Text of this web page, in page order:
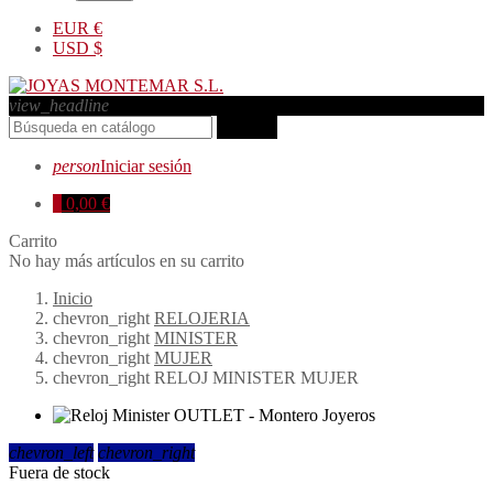
EUR €
USD $
view_headline
personIniciar sesión
0,00 €
Carrito
No hay más artículos en su carrito
Inicio
chevron_right RELOJERIA
chevron_right MINISTER
chevron_right MUJER
chevron_right RELOJ MINISTER MUJER
chevron_left chevron_right
Fuera de stock